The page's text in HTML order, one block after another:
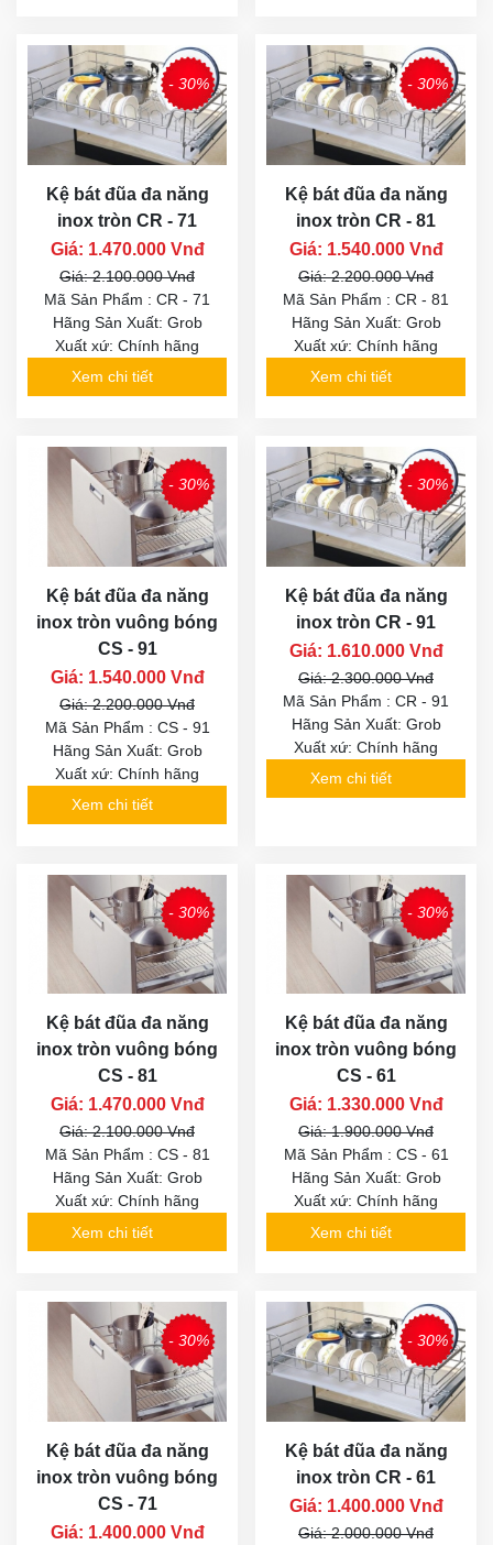
- 30%
Kệ bát đũa đa năng
inox tròn CR - 71
Giá: 1.470.000 Vnđ
Giá: 2.100.000 Vnđ
Mã Sản Phẩm : CR - 71
Hãng Sản Xuất: Grob
Xuất xứ: Chính hãng
Xem chi tiết
- 30%
Kệ bát đũa đa năng
inox tròn CR - 81
Giá: 1.540.000 Vnđ
Giá: 2.200.000 Vnđ
Mã Sản Phẩm : CR - 81
Hãng Sản Xuất: Grob
Xuất xứ: Chính hãng
Xem chi tiết
- 30%
Kệ bát đũa đa năng
inox tròn vuông bóng
CS - 91
Giá: 1.540.000 Vnđ
Giá: 2.200.000 Vnđ
Mã Sản Phẩm : CS - 91
Hãng Sản Xuất: Grob
Xuất xứ: Chính hãng
Xem chi tiết
- 30%
Kệ bát đũa đa năng
inox tròn CR - 91
Giá: 1.610.000 Vnđ
Giá: 2.300.000 Vnđ
Mã Sản Phẩm : CR - 91
Hãng Sản Xuất: Grob
Xuất xứ: Chính hãng
Xem chi tiết
- 30%
Kệ bát đũa đa năng
inox tròn vuông bóng
CS - 81
Giá: 1.470.000 Vnđ
Giá: 2.100.000 Vnđ
Mã Sản Phẩm : CS - 81
Hãng Sản Xuất: Grob
Xuất xứ: Chính hãng
Xem chi tiết
- 30%
Kệ bát đũa đa năng
inox tròn vuông bóng
CS - 61
Giá: 1.330.000 Vnđ
Giá: 1.900.000 Vnđ
Mã Sản Phẩm : CS - 61
Hãng Sản Xuất: Grob
Xuất xứ: Chính hãng
Xem chi tiết
- 30%
Kệ bát đũa đa năng
inox tròn vuông bóng
CS - 71
Giá: 1.400.000 Vnđ
- 30%
Kệ bát đũa đa năng
inox tròn CR - 61
Giá: 1.400.000 Vnđ
Giá: 2.000.000 Vnđ